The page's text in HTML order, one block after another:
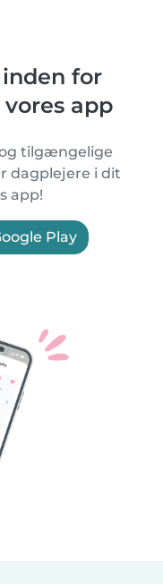
for
app
tilgængelige
dagplejere i dit
app!
Play